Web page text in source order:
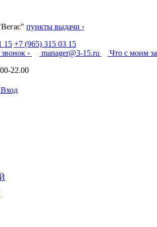
пункты выдачи ›
15 +7 (965) 315 03 15
›
manager@3-15.ru
Что с моим
22.00
Вход